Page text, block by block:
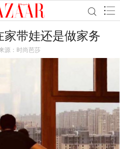
带娃还是做家务
源：时尚芭莎